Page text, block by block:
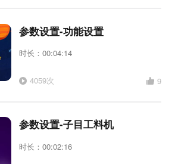
参数设置-功能设置
时长：00:04:14
4059次 9
参数设置-子目工料机
时长：00:02:16